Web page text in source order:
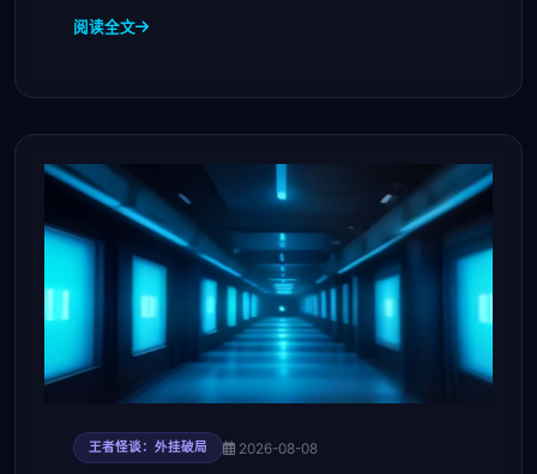
阅读全文
王者怪谈：外挂破局 2026-08-08